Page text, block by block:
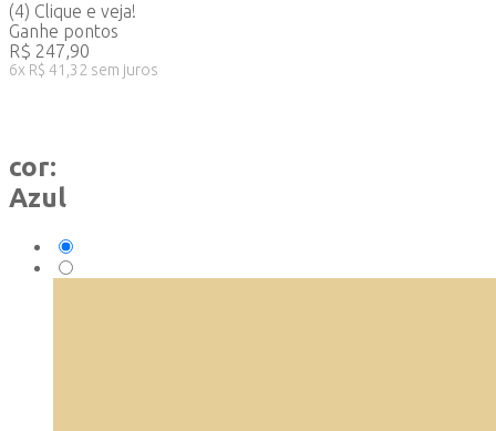
(4) Clique e veja!
Ganhe pontos
R$ 247,90
6x R$ 41,32 sem juros
cor:
Azul